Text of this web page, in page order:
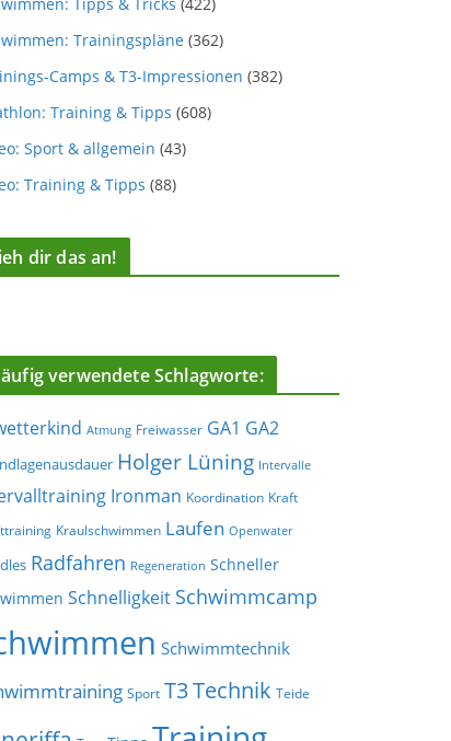
Tipps & Tricks (422)
Trainingspläne (362)
Camps & T3-Impressionen (382)
Training & Tipps (608)
Sport & allgemein (43)
Training & Tipps (88)
dir das an!
verwendete Schlagworte:
Atmung Freiwasser GA1 GA2
Holger Lüning Intervalle
Ironman Koordination Kraft
Kraulschwimmen Laufen Openwater
Radfahren Regeneration Schneller
Schnelligkeit Schwimmcamp
Schwimmtechnik
Sport T3Technik Teide